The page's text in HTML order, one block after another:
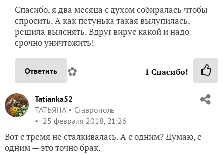
Спасибо, я два месяца с духом собиралась чтобы
спросить. А как петунька такая вылупилась,
решила выяснять. Вдруг вирус какой и надо
срочно уничтожить!
Ответить ✿ 1 Спасибо!
Tatianka52
ТАТЬЯНА
Ставрополь
25 февраля 2018, 21:26
Вот с тремя не сталкивалась. А с одним? Думаю, с
одним — это точно брак.